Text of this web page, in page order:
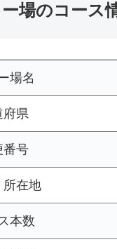
場のコース
場名
府県
番号
所在地
本数